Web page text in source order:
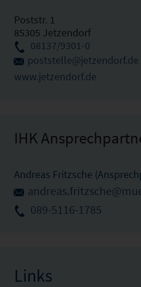
Poststr. 1
85305 Jetzendorf
08137/9301-0
poststelle@jetzendorf.de
www.jetzendorf.de
IHK
Andreas Fritzsche
089-5116-1785
Links